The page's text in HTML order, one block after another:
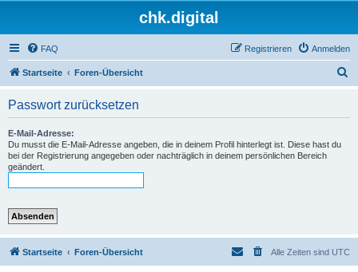
chk.digital
FAQ Anmelden
Registrieren
Startseite Foren-Übersicht
Passwort zurücksetzen
E-Mail-Adresse:
Du musst die E-Mail-Adresse angeben, die in deinem Profil hinterlegt ist. Diese hast du
bei der Registrierung angegeben oder nachträglich in deinem persönlichen Bereich
geändert.
Startseite Foren-Übersicht Alle Zeiten sind UTC